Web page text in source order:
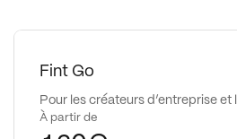
Fint Go
Pour les créateurs d’entreprise
À partir de
01